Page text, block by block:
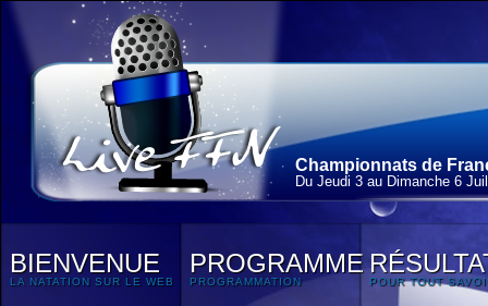
Championnats de
Du Jeudi 3 au Dimanche 6
BIENVENUE
LA NATATION SUR LE WEB
PROGRAMME
PROGRAMMATION POUR TOUT